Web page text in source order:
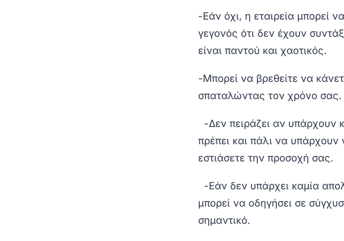
-Εάν όχι, η εταιρεία μπορεί
γεγονός ότι δεν έχουν
είναι παντού και χαοτικός.
-Μπορεί να βρεθείτε να
σπαταλώντας τον χρόνο σας.
-Δεν πειράζει αν υπάρχουν
πρέπει και πάλι να υπάρχουν
εστιάσετε την προσοχή σας.
-Εάν δεν υπάρχει καμία
μπορεί να οδηγήσει σε
σημαντικό.